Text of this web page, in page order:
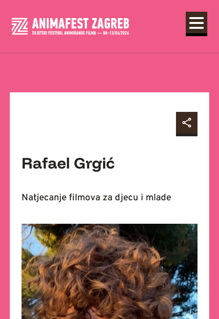
Rafael Grgić
Natjecanje filmova za djecu i mlade